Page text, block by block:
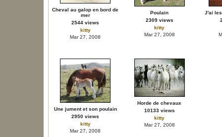
Cheval au galop en bord de
mer
2544 views
kitty
Mar 27, 2008
Poulain
2309 views
kitty
Mar 27, 2008
J'ai
Une jument et son poulain
2950 views
kitty
Mar 27, 2008
Horde de chevaux
10133 views
kitty
Mar 27, 2008